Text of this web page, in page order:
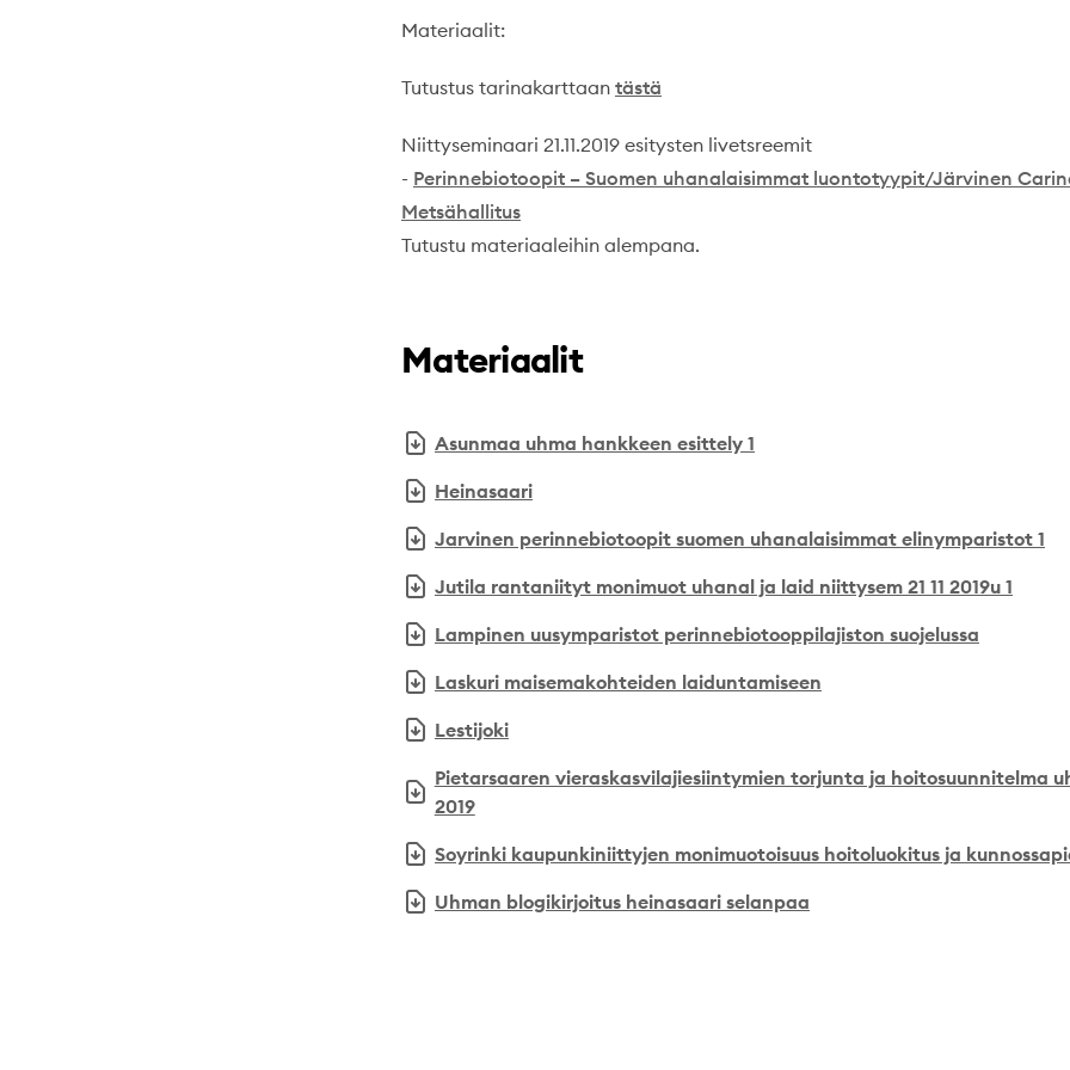
Materiaalit:
Tutustus tarinakarttaan tästä
Niittyseminaari 21.11.2019 esitysten livetsreemit
- Perinnebiotoopit – Suomen uhanalaisimmat luontotyypit/Järvinen
Metsähallitus
Tutustu materiaaleihin alempana.
Materiaalit
Asunmaa uhma hankkeen esittely 1
Heinasaari
Jarvinen perinnebiotoopit suomen uhanalaisimmat elinymparistot 1
Jutila rantaniityt monimuot uhanal ja laid niittysem 21 11 2019u 1
Lampinen uusymparistot perinnebiotooppilajiston suojelussa
Laskuri maisemakohteiden laiduntamiseen
Lestijoki
Pietarsaaren vieraskasvilajiesiintymien torjunta ja hoitosuunnitelma
2019
Soyrinki kaupunkiniittyjen monimuotoisuus hoitoluokitus ja
Uhman blogikirjoitus heinasaari selanpaa